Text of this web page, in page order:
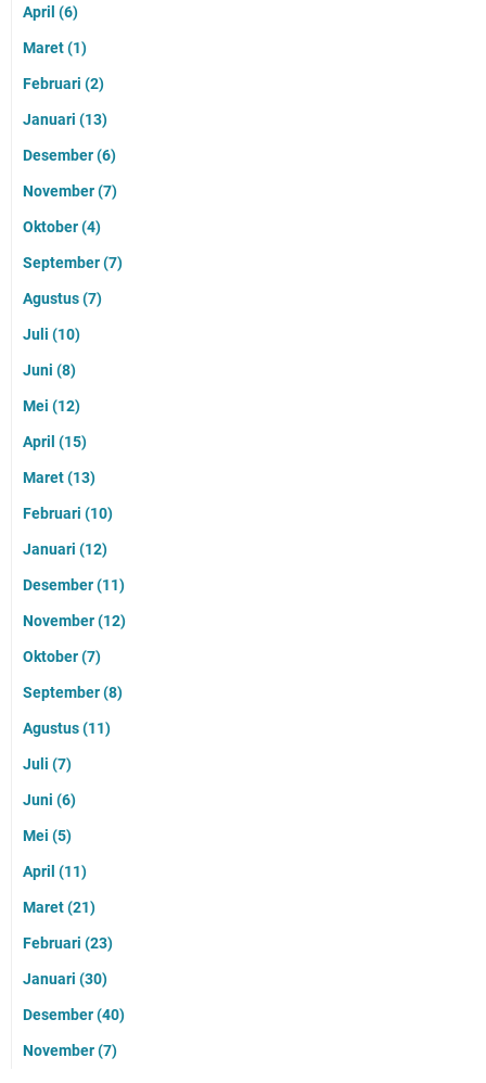
April (6)
Maret(1)
Februari (2)
Januari (13)
Desember(6)
November(7)
Oktober(4)
September(7)
Agustus(7)
Juli (10)
Juni (8)
Mei (12)
April (15)
Maret(13)
Februari (10)
Januari (12)
Desember(11)
November(12)
Oktober(7)
September(8)
Agustus(11)
Juli (7)
Juni (6)
Mei (5)
April (11)
Maret(21)
Februari (23)
Januari (30)
Desember(40)
November(7)